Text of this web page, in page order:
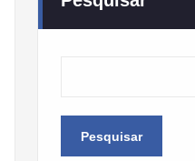
Pesquisar